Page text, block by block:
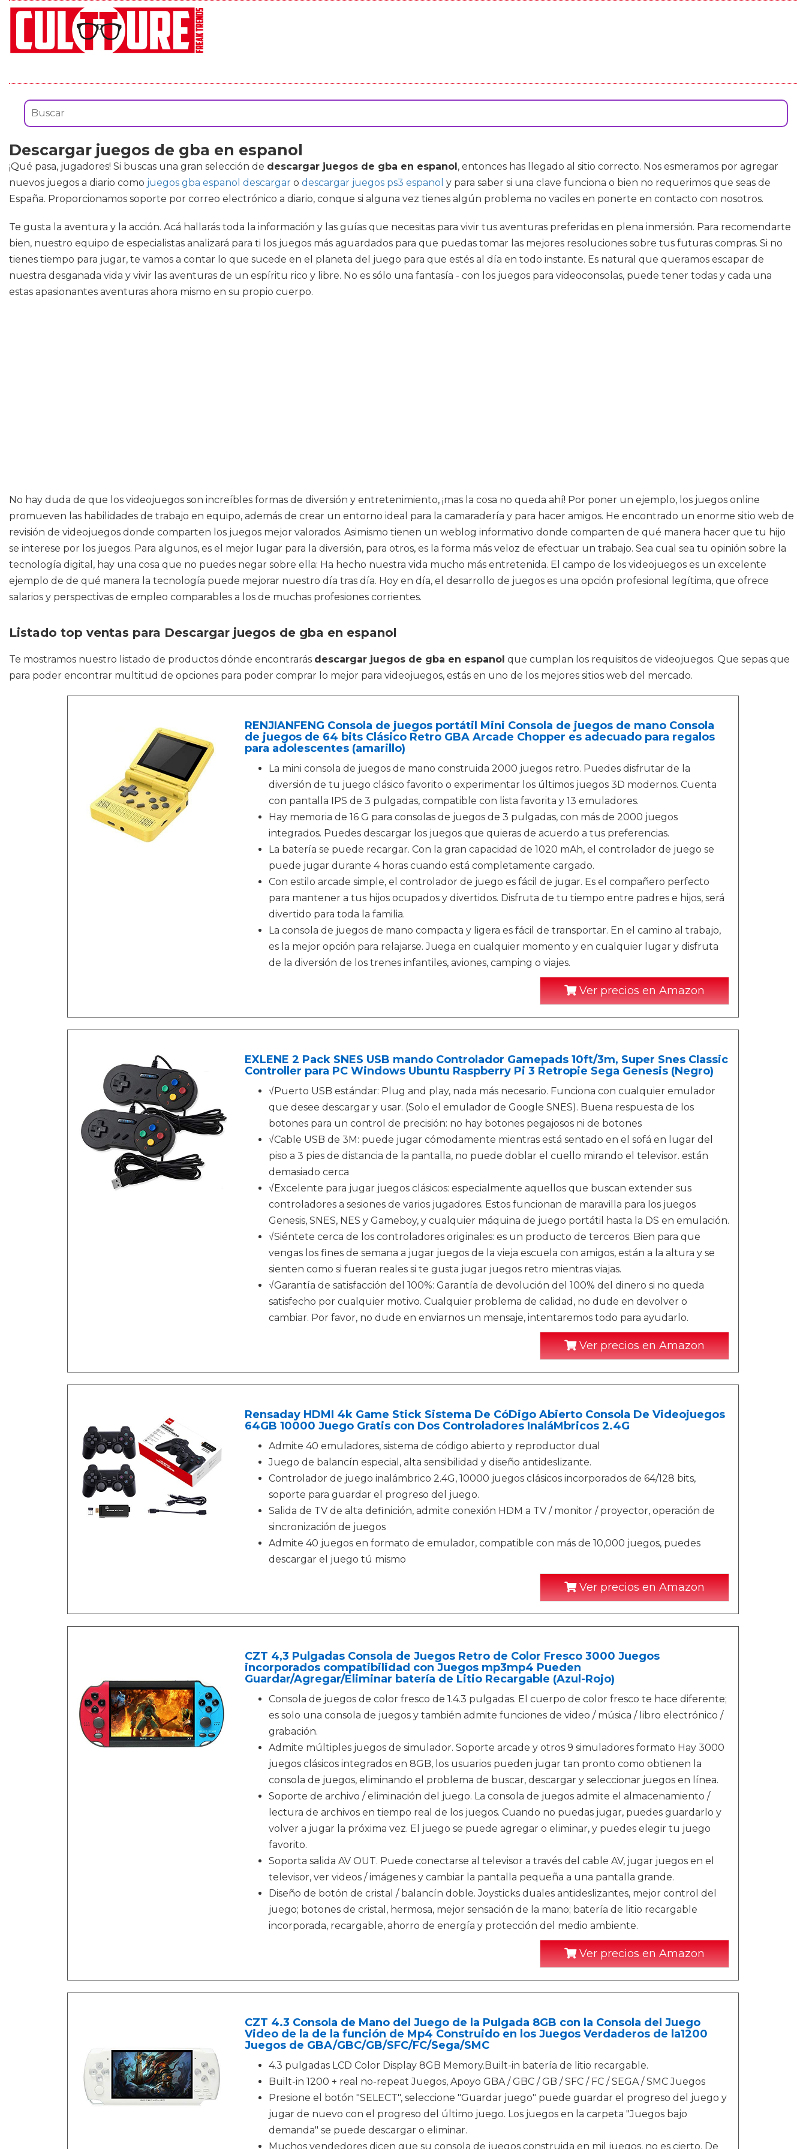
Descargar juegos de gba en espanol
¡Qué pasa, jugadores! Si buscas una gran selección de descargar juegos de gba en espanol, entonces has llegado al sitio correcto. Nos esmeramos por agregar
nuevos juegos a diario como juegos gba espanol descargar o descargar juegos ps3 espanol y para saber si una clave funciona o bien no requerimos que seas de
España. Proporcionamos soporte por correo electrónico a diario, conque si alguna vez tienes algún problema no vaciles en ponerte en contacto con nosotros.
Te gusta la aventura y la acción. Acá hallarás toda la información y las guías que necesitas para vivir tus aventuras preferidas en plena inmersión. Para recomendarte
bien, nuestro equipo de especialistas analizará para ti los juegos más aguardados para que puedas tomar las mejores resoluciones sobre tus futuras compras. Si no
tienes tiempo para jugar, te vamos a contar lo que sucede en el planeta del juego para que estés al día en todo instante. Es natural que queramos escapar de
nuestra desganada vida y vivir las aventuras de un espíritu rico y libre. No es sólo una fantasía - con los juegos para videoconsolas, puede tener todas y cada una
estas apasionantes aventuras ahora mismo en su propio cuerpo.
No hay duda de que los videojuegos son increíbles formas de diversión y entretenimiento, ¡mas la cosa no queda ahí! Por poner un ejemplo, los juegos online
promueven las habilidades de trabajo en equipo, además de crear un entorno ideal para la camaradería y para hacer amigos. He encontrado un enorme sitio web de
revisión de videojuegos donde comparten los juegos mejor valorados. Asimismo tienen un weblog informativo donde comparten de qué manera hacer que tu hijo
se interese por los juegos. Para algunos, es el mejor lugar para la diversión, para otros, es la forma más veloz de efectuar un trabajo. Sea cual sea tu opinión sobre la
tecnología digital, hay una cosa que no puedes negar sobre ella: Ha hecho nuestra vida mucho más entretenida. El campo de los videojuegos es un excelente
ejemplo de de qué manera la tecnología puede mejorar nuestro día tras día. Hoy en día, el desarrollo de juegos es una opción profesional legítima, que ofrece
salarios y perspectivas de empleo comparables a los de muchas profesiones corrientes.
Listado top ventas para Descargar juegos de gba en espanol
Te mostramos nuestro listado de productos dónde encontrarás descargar juegos de gba en espanol que cumplan los requisitos de videojuegos. Que sepas que
para poder encontrar multitud de opciones para poder comprar lo mejor para videojuegos, estás en uno de los mejores sitios web del mercado.
RENJIANFENG Consola de juegos portátil Mini Consola de juegos de mano Consola
de juegos de 64 bits Clásico Retro GBA Arcade Chopper es adecuado para regalos
para adolescentes (amarillo)
La mini consola de juegos de mano construida 2000 juegos retro. Puedes disfrutar de la
diversión de tu juego clásico favorito o experimentar los últimos juegos 3D modernos. Cuenta
con pantalla IPS de 3 pulgadas, compatible con lista favorita y 13 emuladores.
Hay memoria de 16 G para consolas de juegos de 3 pulgadas, con más de 2000 juegos
integrados. Puedes descargar los juegos que quieras de acuerdo a tus preferencias.
La batería se puede recargar. Con la gran capacidad de 1020 mAh, el controlador de juego se
puede jugar durante 4 horas cuando está completamente cargado.
Con estilo arcade simple, el controlador de juego es fácil de jugar. Es el compañero perfecto
para mantener a tus hijos ocupados y divertidos. Disfruta de tu tiempo entre padres e hijos, será
divertido para toda la familia.
La consola de juegos de mano compacta y ligera es fácil de transportar. En el camino al trabajo,
es la mejor opción para relajarse. Juega en cualquier momento y en cualquier lugar y disfruta
de la diversión de los trenes infantiles, aviones, camping o viajes.
Ver precios en Amazon
EXLENE 2 Pack SNES USB mando Controlador Gamepads 10ft/3m, Super Snes Classic
Controller para PC Windows Ubuntu Raspberry Pi 3 Retropie Sega Genesis (Negro)
√Puerto USB estándar: Plug and play, nada más necesario. Funciona con cualquier emulador
que desee descargar y usar. (Solo el emulador de Google SNES). Buena respuesta de los
botones para un control de precisión: no hay botones pegajosos ni de botones
√Cable USB de 3M: puede jugar cómodamente mientras está sentado en el sofá en lugar del
piso a 3 pies de distancia de la pantalla, no puede doblar el cuello mirando el televisor. están
demasiado cerca
√Excelente para jugar juegos clásicos: especialmente aquellos que buscan extender sus
controladores a sesiones de varios jugadores. Estos funcionan de maravilla para los juegos
Genesis, SNES, NES y Gameboy, y cualquier máquina de juego portátil hasta la DS en emulación.
√Siéntete cerca de los controladores originales: es un producto de terceros. Bien para que
vengas los fines de semana a jugar juegos de la vieja escuela con amigos, están a la altura y se
sienten como si fueran reales si te gusta jugar juegos retro mientras viajas.
√Garantía de satisfacción del 100%: Garantía de devolución del 100% del dinero si no queda
satisfecho por cualquier motivo. Cualquier problema de calidad, no dude en devolver o
cambiar. Por favor, no dude en enviarnos un mensaje, intentaremos todo para ayudarlo.
Ver precios en Amazon
Rensaday HDMI 4k Game Stick Sistema De CóDigo Abierto Consola De Videojuegos
64GB 10000 Juego Gratis con Dos Controladores InaláMbricos 2.4G
Admite 40 emuladores, sistema de código abierto y reproductor dual
Juego de balancín especial, alta sensibilidad y diseño antideslizante.
Controlador de juego inalámbrico 2.4G, 10000 juegos clásicos incorporados de 64/128 bits,
soporte para guardar el progreso del juego.
Salida de TV de alta definición, admite conexión HDM a TV / monitor / proyector, operación de
sincronización de juegos
Admite 40 juegos en formato de emulador, compatible con más de 10,000 juegos, puedes
descargar el juego tú mismo
Ver precios en Amazon
CZT 4,3 Pulgadas Consola de Juegos Retro de Color Fresco 3000 Juegos
incorporados compatibilidad con Juegos mp3mp4 Pueden
Guardar/Agregar/Eliminar batería de Litio Recargable (Azul-Rojo)
Consola de juegos de color fresco de 1.4.3 pulgadas. El cuerpo de color fresco te hace diferente;
es solo una consola de juegos y también admite funciones de video / música / libro electrónico /
grabación.
Admite múltiples juegos de simulador. Soporte arcade y otros 9 simuladores formato Hay 3000
juegos clásicos integrados en 8GB, los usuarios pueden jugar tan pronto como obtienen la
consola de juegos, eliminando el problema de buscar, descargar y seleccionar juegos en línea.
Soporte de archivo / eliminación del juego. La consola de juegos admite el almacenamiento /
lectura de archivos en tiempo real de los juegos. Cuando no puedas jugar, puedes guardarlo y
volver a jugar la próxima vez. El juego se puede agregar o eliminar, y puedes elegir tu juego
favorito.
Soporta salida AV OUT. Puede conectarse al televisor a través del cable AV, jugar juegos en el
televisor, ver videos / imágenes y cambiar la pantalla pequeña a una pantalla grande.
Diseño de botón de cristal / balancín doble. Joysticks duales antideslizantes, mejor control del
juego; botones de cristal, hermosa, mejor sensación de la mano; batería de litio recargable
incorporada, recargable, ahorro de energía y protección del medio ambiente.
Ver precios en Amazon
CZT 4.3 Consola de Mano del Juego de la Pulgada 8GB con la Consola del Juego
Video de la de la función de Mp4 Construido en los Juegos Verdaderos de la1200
Juegos de GBA/GBC/GB/SFC/FC/Sega/SMC
4.3 pulgadas LCD Color Display 8GB Memory.Built-in batería de litio recargable.
Built-in 1200 + real no-repeat Juegos, Apoyo GBA / GBC / GB / SFC / FC / SEGA / SMC Juegos
Presione el botón "SELECT", seleccione "Guardar juego" puede guardar el progreso del juego y
jugar de nuevo con el progreso del último juego. Los juegos en la carpeta "Juegos bajo
demanda" se puede descargar o eliminar.
Muchos vendedores dicen que su consola de juegos construida en mil juegos, no es cierto. De